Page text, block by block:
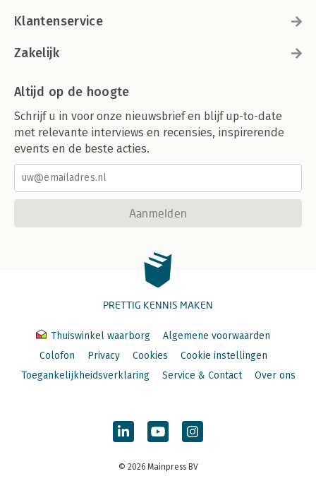
Klantenservice
Zakelijk
Altijd op de hoogte
Schrijf u in voor onze nieuwsbrief en blijf up-to-date
met relevante interviews en recensies, inspirerende
events en de beste acties.
Aanmelden
PRETTIG KENNIS MAKEN
Thuiswinkel waarborg
Algemene voorwaarden
Colofon
Privacy Cookies
Cookie instellingen
Toegankelijkheidsverklaring
Service & Contact Over ons
© 2026 Mainpress BV